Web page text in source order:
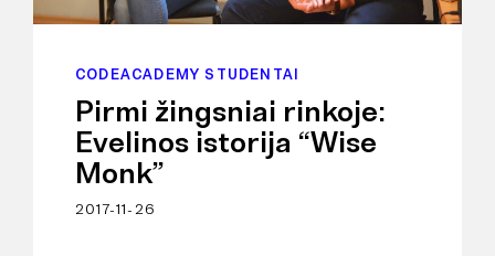
CODEACADEMY STUDENTAI
Pirmi žingsniai rinkoje:
Evelinos istorija “Wise
Monk”
2017-11-26